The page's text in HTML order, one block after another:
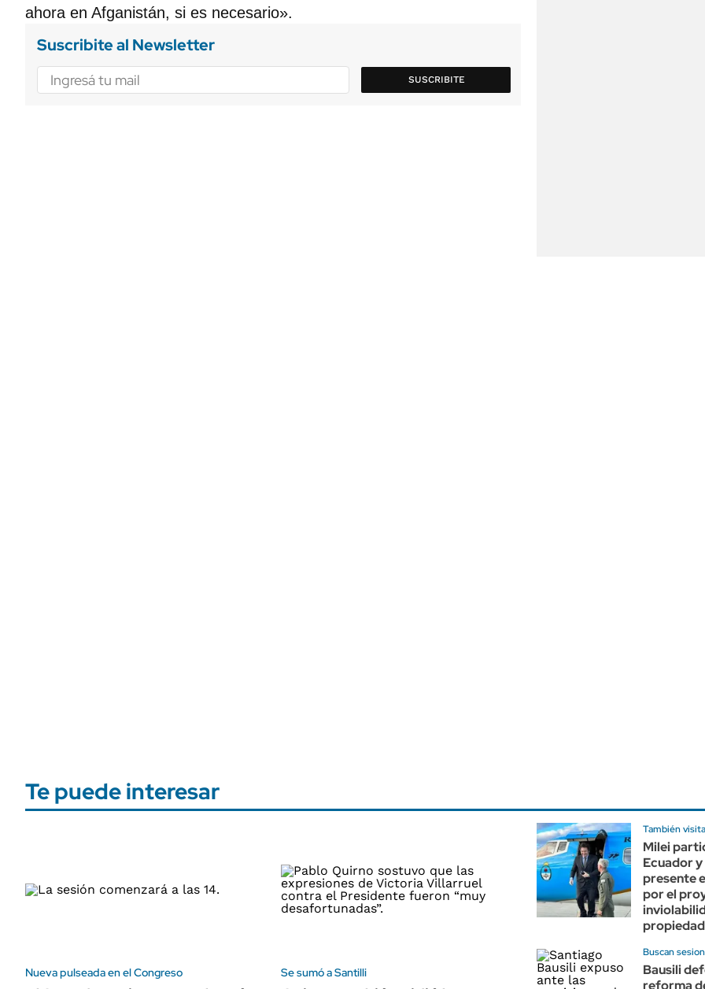
ahora en Afganistán, si es necesario».
Suscribite al Newsletter
SUSCRIBITE
Te puede interesar
Nueva pulseada en el Congreso Se sumó a Santilli
También
Milei
Ecuador
presente
por el
Buscan
Bausili
reforma